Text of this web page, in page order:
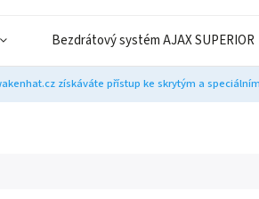
Bezdrátový systém AJAX SUPERIOR
získáváte přístup ke skrytým a speciálním